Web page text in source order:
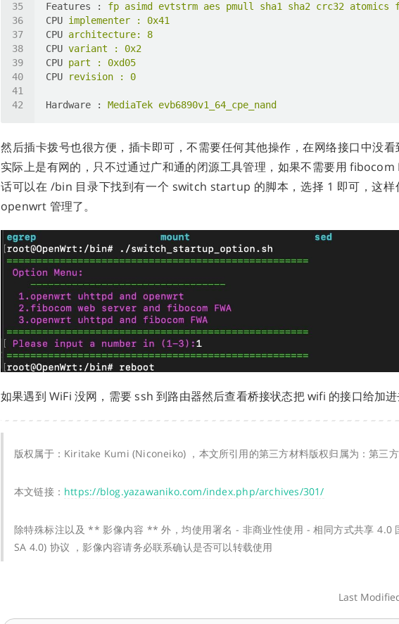
Features : fp asimd evtstrm aes pmull sha1 sha2 crc32 atomics
CPU implementer : 0x41
CPU architecture: 8
CPU variant : 0x2
CPU part : 0xd05
CPU
revision : 0
Hardware : MediaTek evb6890v1_64_cpe_nand
然后插卡拨号也很方便，插卡即可，不需要任何其他操作，在网络接口中没看
实际上是有网的，只不过通过广和通的闭源工具管理，如果不需要用 fibocom
话可以在 /bin 目录下找到有一个 switch startup 的脚本，选择 1 即可，这样
openwrt 管理了。
如果遇到 WiFi 没网，需要 ssh 到路由器然后查看桥接状态把 wifi 的接口给加
版权属于：Kiritake Kumi (Niconeiko) ，本文所引用的第三方材料版权归属为：第三
本文链接： https://blog.yazawaniko.com/index.php/archives/301/
除特殊标注以及 ** 影像内容 ** 外，均使用署名 - 非商业性使用 - 相同方式共享 4.0
SA 4.0) 协议 ，影像内容请务必联系确认是否可以转载使用
Last